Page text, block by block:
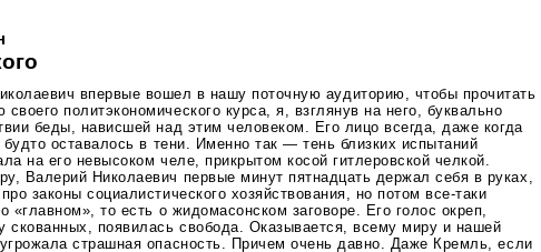
впервые вошел в нашу поточную аудиторию, чтобы прочитать
политэкономического курса, я, взглянув на него, буквально
беды, нависшей над этим человеком. Его лицо всегда, даже когда
будто оставалось в тени. Именно так — тень близких испытаний
на его невысоком челе, прикрытом косой гитлеровской челкой.
Валерий Николаевич первые минут пятнадцать держал себя в руках,
про законы социалистического хозяйствования, но потомвсе-таки
«главном», то есть о жидомасонском заговоре. Его голос окреп,
скованных, появилась свобода. Оказывается, всему миру и нашей
страшная опасность. Причем очень давно. Даже Кремль, если